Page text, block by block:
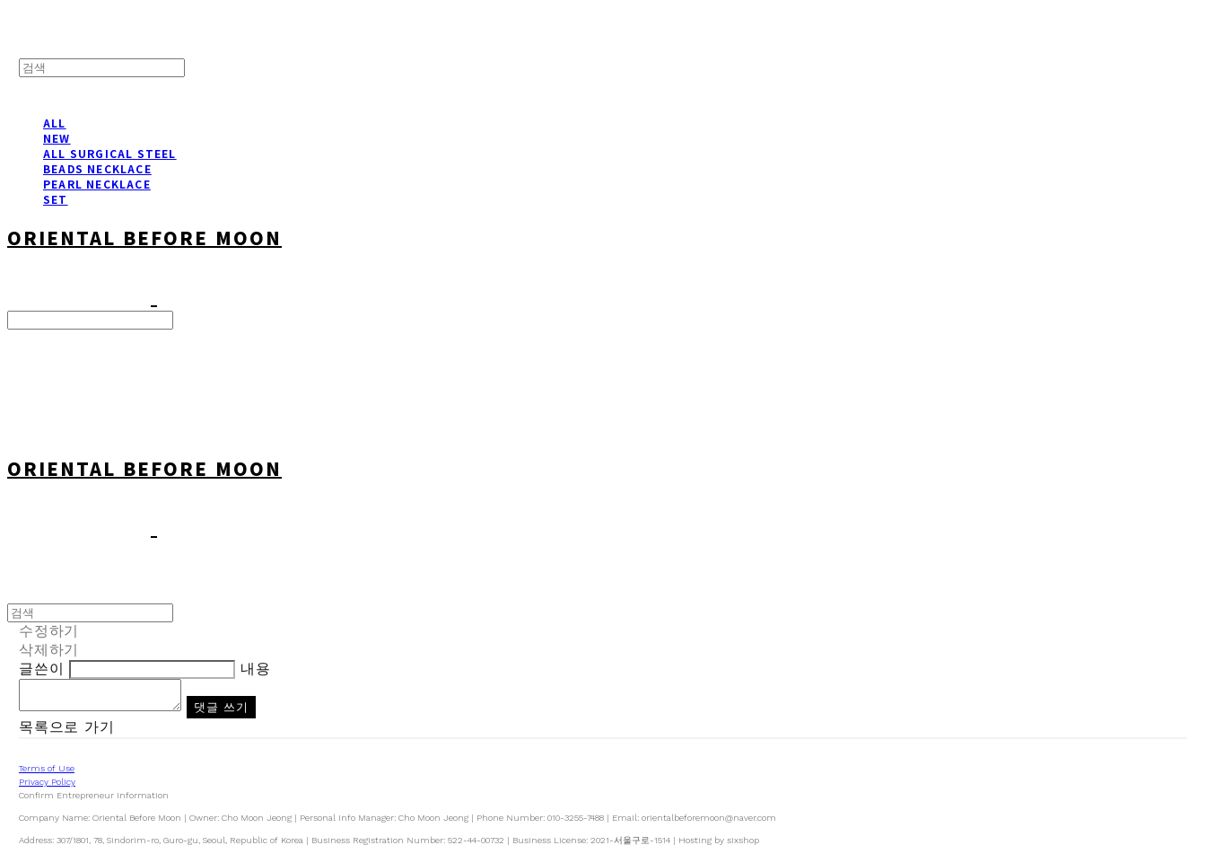
ALL
NEW
ALL SURGICAL STEEL
BEADS NECKLACE
PEARL NECKLACE
SET
ORIENTAL BEFORE MOON
ORIENTAL BEFORE MOON
수정하기
삭제하기
글쓴이
내용
댓글 쓰기
목록으로 가기
Terms of Use
Privacy Policy
Confirm Entrepreneur Information
Company Name: Oriental Before Moon | Owner: Cho Moon Jeong | Personal Info Manager: Cho Moon Jeong | Phone Number: 010-3255-7488 | Email: orientalbeforemoon@naver.com
Address: 307/1801, 78, Sindorim-ro, Guro-gu, Seoul, Republic of Korea | Business Registration Number: 522-44-00732 | Business License: 2021-서울구로-1514 | Hosting by sixshop